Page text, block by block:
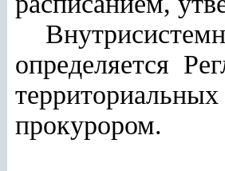
определяется
прокурором.